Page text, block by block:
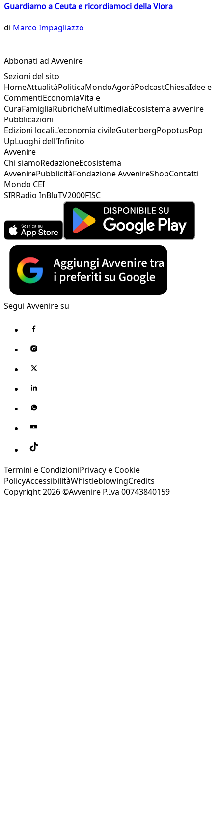
Guardiamo a Ceuta e ricordiamoci della Vlora
di Marco Impagliazzo
Abbonati ad Avvenire
Sezioni del sito
HomeAttualitàPoliticaMondoAgoràPodcastChiesaIdee e
CommentiEconomiaVita e
CuraFamigliaRubricheMultimediaEcosistema avvenire
Pubblicazioni
Edizioni localiL'economia civileGutenbergPopotusPop
UpLuoghi dell'Infinito
Avvenire
Chi siamoRedazioneEcosistema
AvvenirePubblicitàFondazione AvvenireShopContatti
Mondo CEI
SIRRadio InBluTV2000FISC
Segui Avvenire su
Termini e CondizioniPrivacy e Cookie
PolicyAccessibilitàWhistleblowingCredits
Copyright 2026 ©Avvenire P.Iva 00743840159